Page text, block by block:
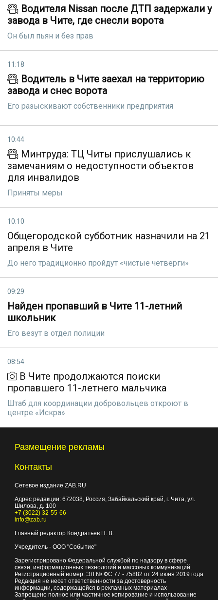
Водителя Nissan после ДТП задержали у
завода в Чите, где снесли ворота
Он был пьян и без прав
11:18
Водитель в Чите заехал на территорию
завода и снес ворота
Его разыскивают собственники предприятия
10:44
Минтруда: ТЦ Читы прислушались к
замечаниям о недоступности объектов
для инвалидов
Приняты меры
10:10
Общегородской субботник назначили на 21
апреля в Чите
До него традиционно пройдут «чистые четверги»
09:29
Найден пропавший в Чите 11-летний
школьник
Его везут в отдел полиции
08:54
В Чите продолжаются поиски
пропавшего 11-летнего мальчика
Штаб для координации добровольцев откроют в
центре «Искра»
Размещение рекламы
Контакты
Сетевое издание ZAB.RU
Адрес редакции: 672038, Россия, Забайкальский край, г. Чита, ул.
Шилова, д. 100
+7 (3022) 32-55-66
info@zab.ru
Главный редактор Кондратьев Н. В.
Учредитель - ООО "Событие"
Зарегистрировано Федеральной службой по надзору в сфере
связи, информационных технологий и массовых коммуникаций.
Регистрационный номер: ЭЛ № ФС 77 - 75882 от 24 июня 2019 года
Редакция не несет ответственности за достоверность
информации, содержащейся в рекламных материалах
Запрещено полное или частичное копирование и использование